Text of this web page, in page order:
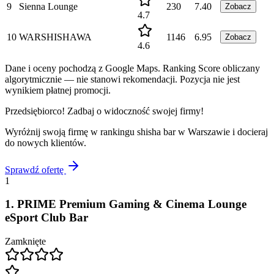
9
Sienna Lounge
4.7
230 7.40 Zobacz
10 WARSHISHAWA
4.6
1146 6.95 Zobacz
Dane i oceny pochodzą z Google Maps. Ranking Score obliczany
algorytmicznie — nie stanowi rekomendacji. Pozycja nie jest
wynikiem płatnej promocji.
Przedsiębiorco! Zadbaj o widoczność swojej firmy!
Wyróżnij swoją firmę w rankingu shisha barw Warszawie i docieraj
do nowych klientów.
Sprawdź ofertę
1
1. PRIME Premium Gaming & Cinema Lounge
eSport Club Bar
Zamknięte